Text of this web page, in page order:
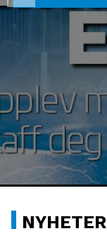
NYHETER